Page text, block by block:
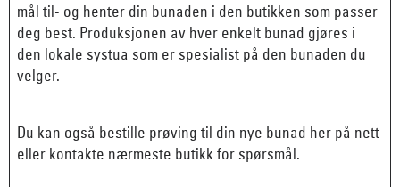
mål til- og henter din bunaden i den butikken som passer
deg best. Produksjonen av hver enkelt bunad gjøres i
den lokale systua som er spesialist på den bunaden du
velger.
Du kan også bestille prøving til din nye bunad her på nett
eller kontakte nærmeste butikk for spørsmål.